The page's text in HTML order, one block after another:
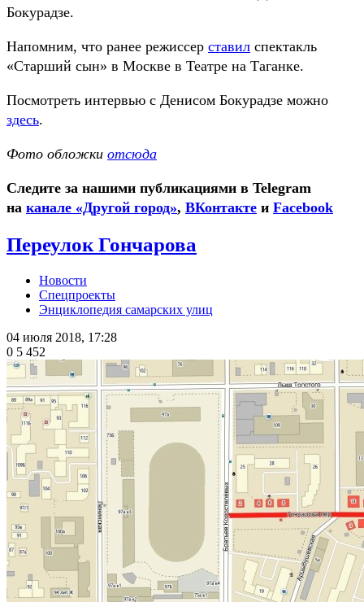
Бокурадзе.
Напомним, что ранее режиссер ставил спектакль
«Старший сын» в Москве в Театре на Таганке.
Посмотреть интервью с Денисом Бокурадзе можно
здесь.
Фото обложки отсюда
Следите за нашими публикациями в Telegram
на канале «Другой город», ВКонтакте и Facebook
Переулок Гончарова
Новости
Спецпроекты
Энциклопедия самарских улиц
04 июля 2018, 17:28
0 5 452